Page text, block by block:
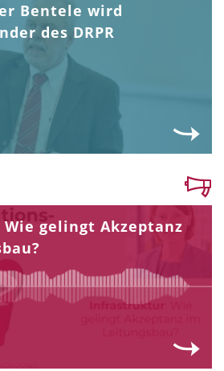
Bentele wird
des DRPR
gelingt Akzeptanz